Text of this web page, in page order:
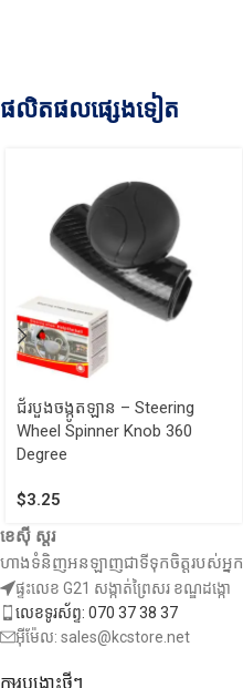
ផលិតផលផ្សេងទៀត
ជ័របួងចង្កូតឡាន – Steering
Wheel Spinner Knob 360
Degree
$3.25
ខេស៊ី ស្តរ
ហាងទំនិញអនឡាញជាទីទុកចិត្តរបស់អ្នក
ផ្ទះលេខ G21 សង្កាត់ព្រៃសរ ខណ្ឌដង្កោ
លេខទូរស័ព្ទ: 070 37 38 37
អ៊ីម៉ែល: sales@kcstore.net
ការបង្ហោះថ្មីៗ